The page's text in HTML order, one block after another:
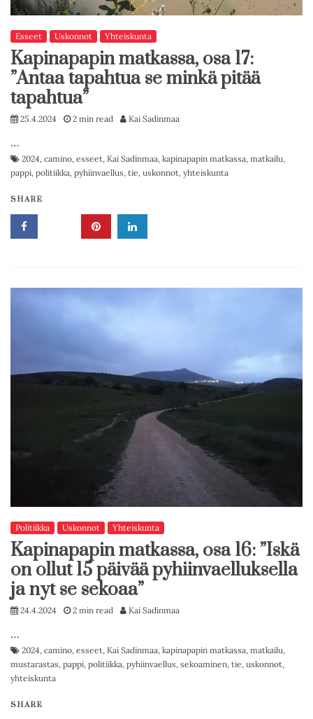
Esseet Uskonnot Yhteiskunta
Kapinapapin matkassa, osa 17:
”Antaa tapahtua se minkä pitää
tapahtua”
25.4.2024 2 min read Kai Sadinmaa
…
2024, camino, esseet, Kai Sadinmaa, kapinapapin matkassa, matkailu,
pappi, politiikka, pyhiinvaellus, tie, uskonnot, yhteiskunta
SHARE
Politiikka Uskonnot Yhteiskunta
Kapinapapin matkassa, osa 16: ”Iskä
on ollut 15 päivää pyhiinvaelluksella
ja nyt se sekoaa”
24.4.2024 2 min read Kai Sadinmaa
…
2024, camino, esseet, Kai Sadinmaa, kapinapapin matkassa, matkailu,
mustarastas, pappi, politiikka, pyhiinvaellus, sekoaminen, tie, uskonnot,
yhteiskunta
SHARE